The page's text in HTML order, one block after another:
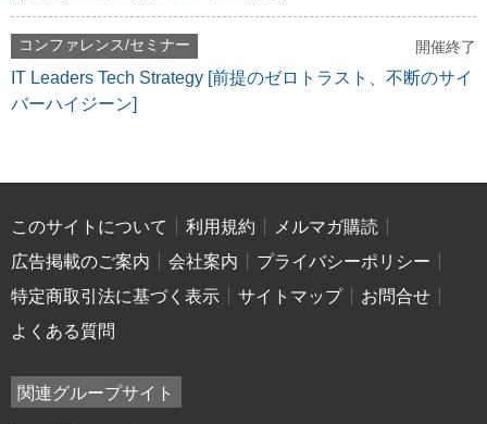
コンファレンス/セミナー 開催終了
IT Leaders Tech Strategy [前提のゼロトラスト、不断のサイ
バーハイジーン]
このサイトについて 利用規約
メルマガ購読
広告掲載のご案内
会社案内
プライバシーポリシー
特定商取引法に基づく表示
サイトマップ
お問合せ
よくある質問
関連グループサイト